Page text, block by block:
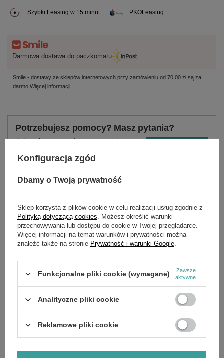
Szybki Leasing w 15 minut PKOLeasing
Darmowa dostawa do paczkomatu
Smile - dostawy ze sklepów internetowych przy zamówieniu od 70,00 złsą za
darmo Więcej informacji.
Potrzebujesz pomocy? Masz pytania?
Zadaj pytanie a my odpowiemy niezwłocznie,
dla innych.
Cechy szczególne M12 FDGS-0,:
Pierwsza akumulatorowa szlifierka prosta, która
pneumatyczne
Najbardziej kompaktowy rozmiar w swojej klasie – tylko
262 mm długości – zapewnia komfort pracy w
ograniczonych przestrzeniach
3-biegowe urządzenie posiada włącznik z wbudowaną
płynną regulacją prędkości
Komaptybilna z tarczami do ⌀50 mm
W zestawie tuleje zaciskające w rozmiarach 6 mm i 8
mm
DNA naszej platformy FUEL na nowo definiuje
Konfiguracja zgód
Dbamy o Twoją prywatność
Sklep korzysta z plików cookie w celu realizacji usług zgodnie z
Polityką dotyczącą cookies . Możesz określić warunki
przechowywania lub dostępu do cookie w Twojej przeglądarce.
Więcej informacji na temat warunków i prywatności można
znaleźć także na stronie Prywatność i warunki Google
Funkcjonalne pliki cookie (wymagane)
Zawsze
aktywne
Analityczne pliki cookie
Reklamowe pliki cookie